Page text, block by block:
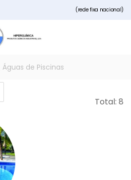
(rede fixa nacional)
de Piscinas
Total: 8